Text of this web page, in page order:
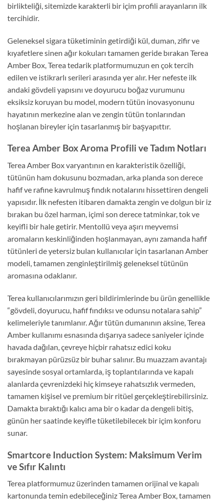
birlikteliği, sitemizde karakterli bir içim profili arayanların ilk
tercihidir.
Geleneksel sigara tüketiminin getirdiği kül, duman, zifir ve
kıyafetlere sinen ağır kokuları tamamen geride bırakan Terea
Amber Box, Terea tedarik platformumuzun en çok tercih
edilen ve istikrarlı serileri arasında yer alır. Her nefeste ilk
andaki gövdeli yapısını ve doyurucu boğaz vurumunu
eksiksiz koruyan bu model, modern tütün inovasyonunu
hayatının merkezine alan ve zengin tütün tonlarından
hoşlanan bireyler için tasarlanmış bir başyapıttır.
Terea Amber Box Aroma Profili ve Tadım Notları
Terea Amber Box varyantının en karakteristik özelliği,
tütünün ham dokusunu bozmadan, arka planda son derece
hafif ve rafine kavrulmuş fındık notalarını hissettiren dengeli
yapısıdır. İlk nefesten itibaren damakta zengin ve dolgun bir iz
bırakan bu özel harman, içimi son derece tatminkar, tok ve
keyifli bir hale getirir. Mentollü veya aşırı meyvemsi
aromaların keskinliğinden hoşlanmayan, aynı zamanda hafif
tütünleri de yetersiz bulan kullanıcılar için tasarlanan Amber
modeli, tamamen zenginleştirilmiş geleneksel tütünün
aromasına odaklanır.
Terea kullanıcılarımızın geri bildirimlerinde bu ürün genellikle
“gövdeli, doyurucu, hafif fındıksı ve odunsu notalara sahip”
kelimeleriyle tanımlanır. Ağır tütün dumanının aksine, Terea
Amber kullanımı esnasında dışarıya sadece saniyeler içinde
havada dağılan, çevreye hiçbir rahatsız edici koku
bırakmayan pürüzsüz bir buhar salınır. Bu muazzam avantajı
sayesinde sosyal ortamlarda, iş toplantılarında ve kapalı
alanlarda çevrenizdeki hiç kimseye rahatsızlık vermeden,
tamamen kişisel ve premium bir ritüel gerçekleştirebilirsiniz.
Damakta bıraktığı kalıcı ama bir o kadar da dengeli bitiş,
günün her saatinde keyifle tüketilebilecek bir içim konforu
sunar.
Smartcore Induction System: Maksimum Verim
ve Sıfır Kalıntı
Terea platformumuz üzerinden tamamen orijinal ve kapalı
kartonunda temin edebileceğiniz Terea Amber Box, tamamen